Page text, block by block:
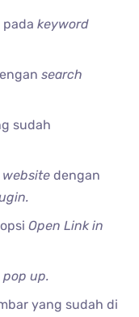
padakeyword
search
sudah
websitedengan
Open Link in
pop up.
yang sudah di